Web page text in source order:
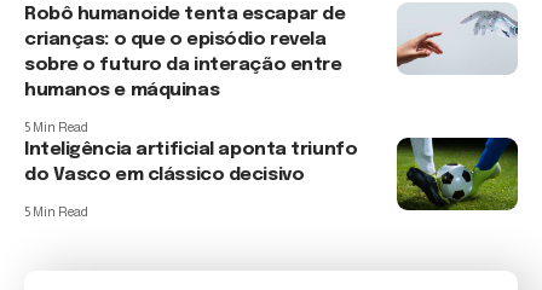
Robô humanoide tenta escapar de
crianças: o que o episódio revela
sobre o futuro da interação entre
humanos e máquinas
5 Min Read
Inteligência artificial aponta triunfo
do Vasco em clássico decisivo
5 Min Read